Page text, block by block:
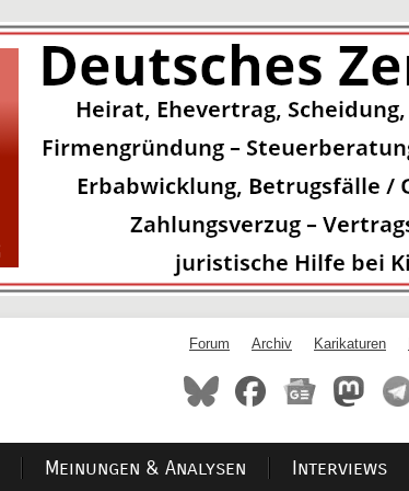
Forum Archiv Karikaturen
Meinungen & Analysen Interviews